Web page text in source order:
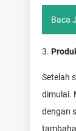
Baca
3.
Setelah
dimulai.
dengan